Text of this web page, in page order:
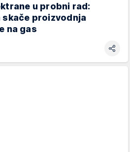
u probni rad:
skače proizvodnja
na gas